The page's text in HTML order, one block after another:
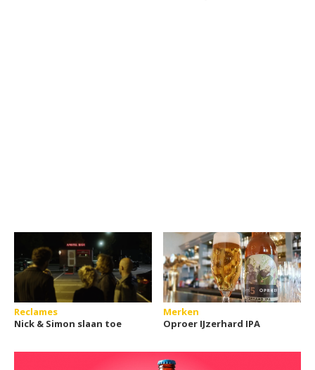
Reclames
Nick & Simon slaan toe
Merken
Oproer IJzerhard IPA